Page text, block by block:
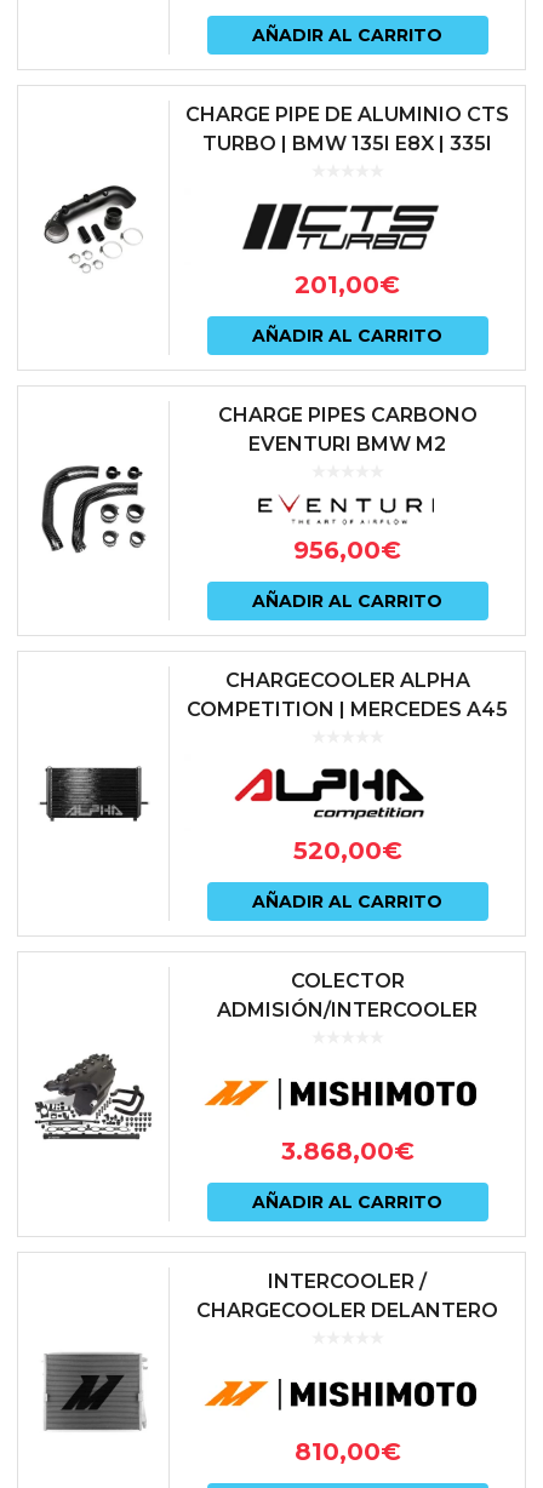
elegir
en
la
AÑADIR AL CARRITO
CHARGE PIPE DE ALUMINIO CTS
TURBO | BMW 135I E8X | 335I
201,00€
AÑADIR AL CARRITO
CHARGE PIPES CARBONO
EVENTURI BMW M2
F80 | BMW M4 F82
956,00€
AÑADIR AL CARRITO
CHARGECOOLER ALPHA
COMPETITION | MERCEDES A45
/ GLA45 AMG (X156) | AC-451-
RAD
520,00€
AÑADIR AL CARRITO
COLECTOR
ADMISIÓN/INTERCOOLER
3.868,00€
AÑADIR AL CARRITO
INTERCOOLER /
CHARGECOOLER DELANTERO
(G20) B58 | MMHE-SUP-20
810,00€